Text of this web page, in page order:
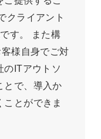
クライアント
す。 また構
様自身でご対
のITアウトソ
とで、導入か
とができま